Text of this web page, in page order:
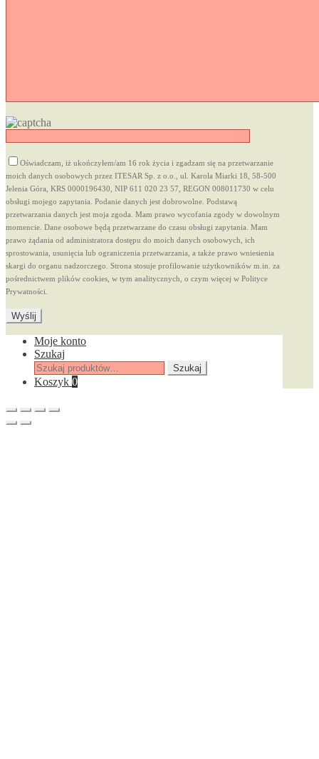
Oświadczam, iż ukończyłem/am 16 rok życia i zgadzam się na przetwarzanie
moich danych osobowych przez ITESAR Sp. z o.o., ul. Karola Miarki 18, 58-500
Jelenia Góra, KRS 0000196430, NIP 611 020 23 57, REGON 008011730 w celu
obsługi mojego zapytania. Podanie danych jest dobrowolne. Podstawą
przetwarzania danych jest moja zgoda. Mam prawo wycofania zgody w dowolnym
momencie. Dane osobowe będą przetwarzane do czasu obsługi zapytania. Mam
prawo żądania od administratora dostępu do moich danych osobowych, ich
sprostowania, usunięcia lub ograniczenia przetwarzania, a także prawo wniesienia
skargi do organu nadzorczego. Strona stosuje profilowanie użytkowników m.in. za
pośrednictwem plików cookies, w tym analitycznych, o czym więcej w Polityce
Prywatności.
Moje konto
Szukaj
Szukaj:
Szukaj
Koszyk 0